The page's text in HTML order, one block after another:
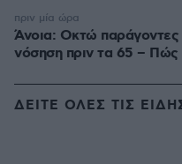
Άνοια: Οκτώ παράγοντες
νόσηση πριν τα 65 – Πώς
πριν μία ώρα
ΔΕΙΤΕ ΟΛΕΣ ΤΙΣ